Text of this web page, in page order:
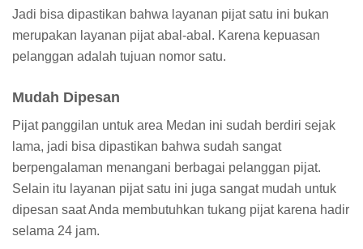
Jadi bisa dipastikan bahwa layanan pijat satu ini bukan
merupakan layanan pijat abal-abal. Karena kepuasan
pelanggan adalah tujuan nomor satu.
Mudah Dipesan
Pijat panggilan untuk area Medan ini sudah berdiri sejak
lama, jadi bisa dipastikan bahwa sudah sangat
berpengalaman menangani berbagai pelanggan pijat.
Selain itu layanan pijat satu ini juga sangat mudah untuk
dipesan saat Anda membutuhkan tukang pijat karena hadir
selama 24 jam.